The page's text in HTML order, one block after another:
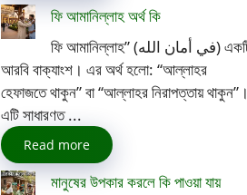
ফি আমানিল্লাহ অর্থ কি
ফি আমানিল্লাহ” (في أمان الله) একটি
আরবি বাক্যাংশ। এর অর্থ হলো: “আল্লাহর
হেফাজতে থাকুন” বা “আল্লাহর নিরাপত্তায় থাকুন”।
এটি সাধারণত ...
Read more
মানুষের উপকার করলে কি পাওয়া যায়